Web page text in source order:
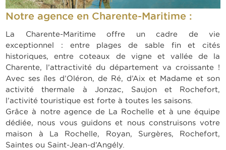
Notre agence en Charente-Maritime :
La Charente-Maritime offre un cadre de vie
exceptionnel : entre plages de sable fin et cités
historiques, entre coteaux de vigne et vallée de la
Charente, l’attractivité du département va croissante !
Avec ses îles d’Oléron, de Ré, d’Aix et Madame et son
activité thermale à Jonzac, Saujon et Rochefort,
l’activité touristique est forte à toutes les saisons.
Grâce à notre agence de La Rochelle et à une équipe
dédiée, nous vous guidons et nous construisons votre
maison à La Rochelle, Royan, Surgères, Rochefort,
Saintes ou Saint-Jean-d’Angély.